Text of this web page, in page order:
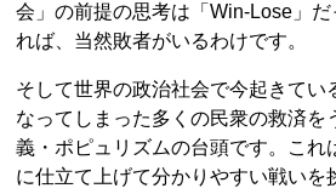
会」の前提の思考は「Win‐Lose」
れば、当然敗者がいるわけです。
そして世界の政治社会で今起きてい
なってしまった多くの民衆の救済を
義・ポピュリズムの台頭です。これ
に仕立て上げて分かりやすい戦いを